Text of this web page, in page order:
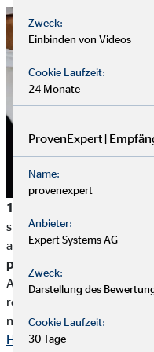
1. Persönliche
sich aus unterschiedlichen
alle die gleiche
persönliche Inflationsrate
Ausgaben von Gütern mit
reduzierst – insofern das
natürlich wissen, was
Haushaltsbuch
Zweck:
Einbinden von Videos
Cookie Laufzeit:
24 Monate
ProvenExpert |
Name:
provenexpert
Anbieter:
Expert Systems AG
Zweck:
Darstellung des
Cookie Laufzeit:
30 Tage